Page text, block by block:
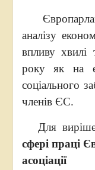
аналізу
впливу хвилі
року як на
соціального
членів ЄС.
Для
сфері праці
асоціації